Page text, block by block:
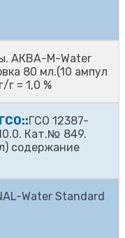
АКВА-М-Water
80 мл.(10 ампул
= 1,0 %
ГСО 12387-
Кат.№ 849.
содержание
Water Standard